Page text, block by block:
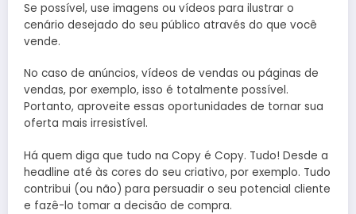
Se possível, use imagens ou vídeos para ilustrar o
cenário desejado do seu público através do que você
vende.
No caso de anúncios, vídeos de vendas ou páginas de
vendas, por exemplo, isso é totalmente possível.
Portanto, aproveite essas oportunidades de tornar sua
oferta mais irresistível.
Há quem diga que tudo na Copy é Copy. Tudo! Desde a
headline até às cores do seu criativo, por exemplo. Tudo
contribui (ou não) para persuadir o seu potencial cliente
e fazê-lo tomar a decisão de compra.